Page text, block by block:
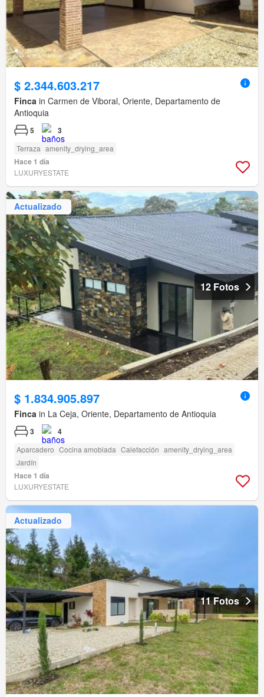
$ 2.344.603.217
Finca in Carmen de Viboral, Oriente, Departamento de
Antioquia
5 3
Terraza amenity_drying_area
Hace 1 día
LUXURYESTATE
Actualizado
12 Fotos
$ 1.834.905.897
Finca in La Ceja, Oriente, Departamento de Antioquia
3 4
Aparcadero Cocina amoblada Calefacción amenity_drying_area
Jardín
Hace 1 día
LUXURYESTATE
Actualizado
11 Fotos